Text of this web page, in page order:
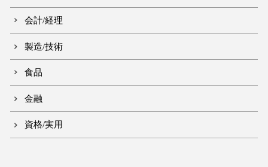
会計/経理
製造/技術
食品
金融
資格/実用